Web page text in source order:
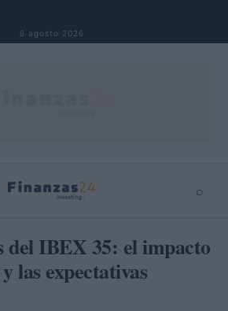
6 agosto 2026
⌕
⌕ ×
del IBEX 35: el impacto
las expectativas